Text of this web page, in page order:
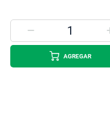
AGREGAR